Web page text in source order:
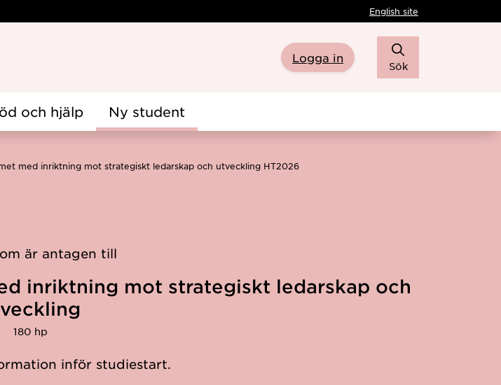
English site
Logga in
Sök
och hjälp Ny student
med inriktning mot strategiskt ledarskap och utveckling HT2026
är antagen till
inriktning mot strategiskt ledarskap och
180 hp
inför studiestart.